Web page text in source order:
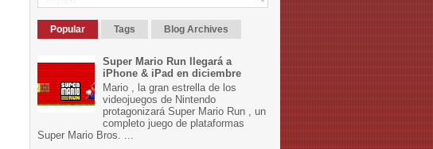
Popular Tags Blog Archives
Super Mario Run llegará a
iPhone & iPad en diciembre
Mario , la gran estrella de los
videojuegos de Nintendo
protagonizará Super Mario Run , un
completo juego de plataformas
Super Mario Bros. ...